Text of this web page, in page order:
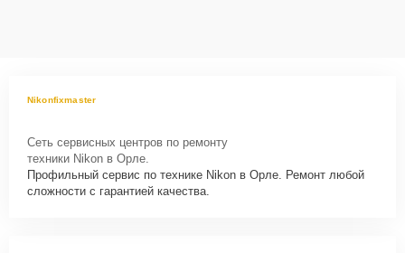
Nikonfixmaster
Сеть сервисных центров по ремонту
техники Nikon в Орле.
Профильный сервис по технике Nikon в Орле. Ремонт любой
сложности с гарантией качества.